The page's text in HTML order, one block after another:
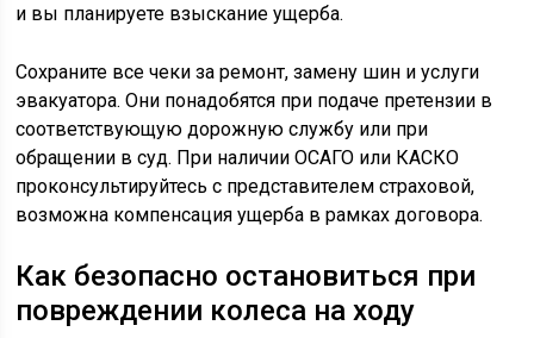
и вы планируете взыскание ущерба.
Сохраните все чеки за ремонт, замену шин и услуги
эвакуатора. Они понадобятся при подаче претензии в
соответствующую дорожную службу или при
обращении в суд. При наличии ОСАГО или КАСКО
проконсультируйтесь с представителем страховой,
возможна компенсация ущерба в рамках договора.
Как безопасно остановиться при
повреждении колеса на ходу